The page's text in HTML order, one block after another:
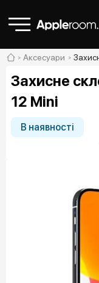
Аксесуари
Захисне
12 Mini
В наявності